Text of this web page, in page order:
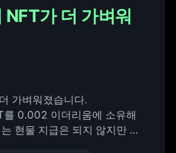
가 더 가벼워
가벼워졌습니다.
를 0.002 이더리움에 소유해
현물 지급은 되지 않지만 소